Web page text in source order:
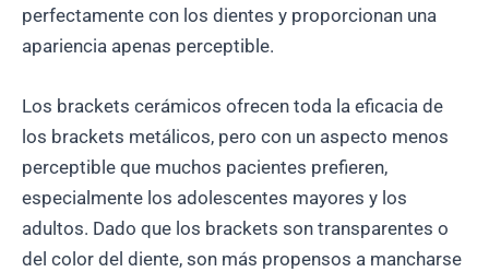
perfectamente con los dientes y proporcionan una
apariencia apenas perceptible.
Los brackets cerámicos ofrecen toda la eficacia de
los brackets metálicos, pero con un aspecto menos
perceptible que muchos pacientes prefieren,
especialmente los adolescentes mayores y los
adultos. Dado que los brackets son transparentes o
del color del diente, son más propensos a mancharse